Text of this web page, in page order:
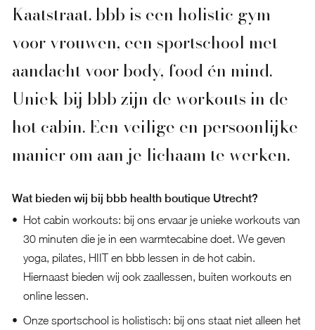
Kaatstraat. bbb is een holistic gym
voor vrouwen, een sportschool met
aandacht voor body, food én mind.
Uniek bij bbb zijn de workouts in de
hot cabin. Een veilige en persoonlijke
manier om aan je lichaam te werken.
Wat bieden wij bij bbb health boutique Utrecht?
Hot cabin workouts: bij ons ervaar je unieke workouts van
30 minuten die je in een warmtecabine doet. We geven
yoga, pilates, HIIT en bbb lessen in de hot cabin.
Hiernaast bieden wij ook zaallessen, buiten workouts en
online lessen.
Onze sportschool is holistisch: bij ons staat niet alleen het